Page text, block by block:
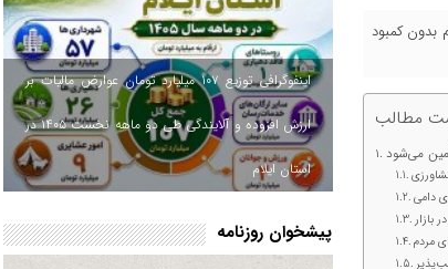
بدون کمبود
مطالب
می‌شود
دامی
بازار
مردم
اینفوگرافی توزیع ۱۰۷ میلیارد تومان عوارض مالیات بر
ارزش افزوده و آلایندگی طی دو ماهه نخست ۱۴۰۵ در
استان ایلام
پیشخوان روزنامه